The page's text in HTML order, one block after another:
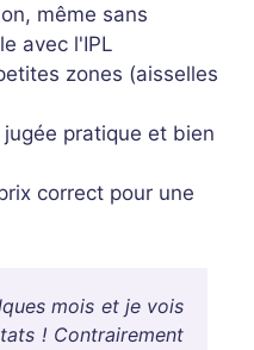
même sans
avec l'IPL
zones (aisselles
pratique et bien
correct pour une
mois et je vois
! Contrairement